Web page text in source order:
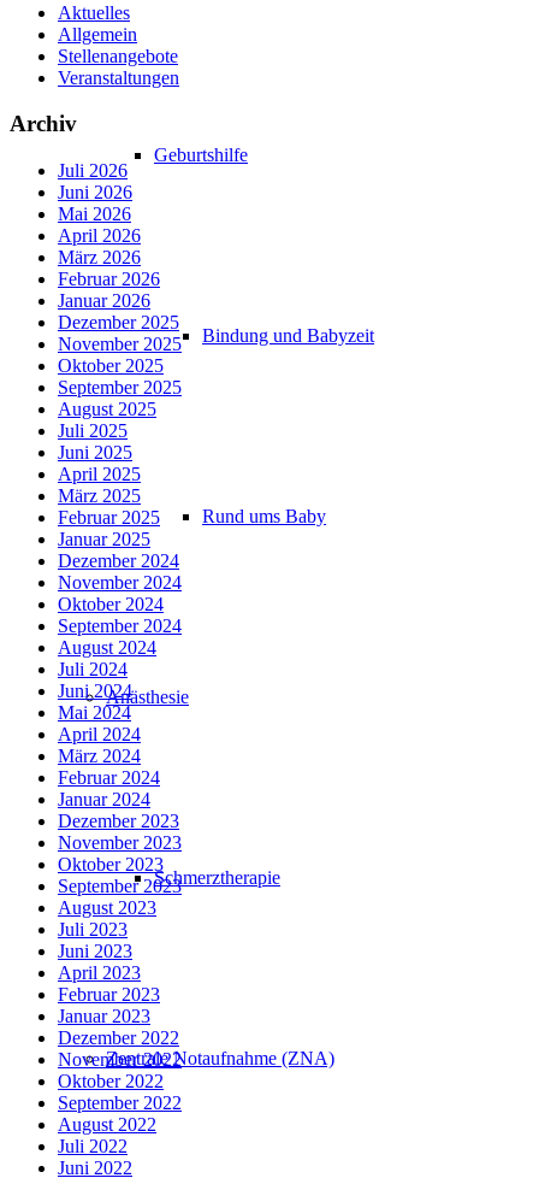
Geburtshilfe
Bindung und Babyzeit
Rund ums Baby
Anästhesie
Schmerztherapie
Zentrale Notaufnahme (ZNA)
Aktuelles
Allgemein
Stellenangebote
Veranstaltungen
Archiv
Juli 2026
Juni 2026
Mai 2026
April 2026
März 2026
Februar 2026
Januar 2026
Dezember 2025
November 2025
Oktober 2025
September 2025
August 2025
Juli 2025
Juni 2025
April 2025
März 2025
Februar 2025
Januar 2025
Dezember 2024
November 2024
Oktober 2024
September 2024
August 2024
Juli 2024
Juni 2024
Mai 2024
April 2024
März 2024
Februar 2024
Januar 2024
Dezember 2023
November 2023
Oktober 2023
September 2023
August 2023
Juli 2023
Juni 2023
April 2023
Februar 2023
Januar 2023
Dezember 2022
November 2022
Oktober 2022
September 2022
August 2022
Juli 2022
Juni 2022